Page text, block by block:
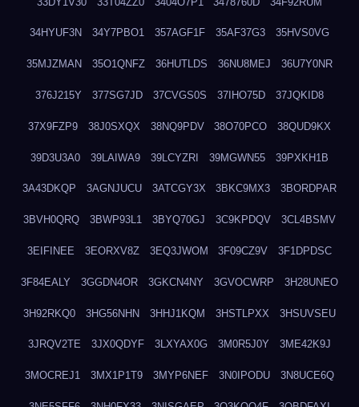
34HYUF3N 34Y7PBO1 357AGF1F 35AF37G3 35HVS0VG
35MJZMAN 35O1QNFZ 36HUTLDS 36NU8MEJ 36U7Y0NR
376J215Y 377SG7JD 37CVGS0S 37IHO75D 37JQKID8
37X9FZP9 38J0SXQX 38NQ9PDV 38O70PCO 38QUD9KX
39D3U3A0 39LAIWA9 39LCYZRI 39MGWN55 39PXKH1B
3A43DKQP 3AGNJUCU 3ATCGY3X 3BKC9MX3 3BORDPAR
3BVH0QRQ 3BWP93L1 3BYQ70GJ 3C9KPDQV 3CL4BSMV
3EIFINEE 3EORXV8Z 3EQ3JWOM 3F09CZ9V 3F1DPDSC
3F84EALY 3GGDN4OR 3GKCN4NY 3GVOCWRP 3H28UNEO
3H92RKQ0 3HG56NHN 3HHJ1KQM 3HSTLPXX 3HSUVSEU
3JRQV2TE 3JX0QDYF 3LXYAX0G 3M0R5J0Y 3ME42K9J
3MOCREJ1 3MX1P1T9 3MYP6NEF 3N0IPODU 3N8UCE6Q